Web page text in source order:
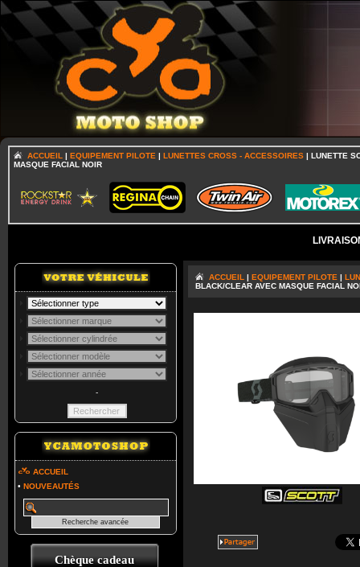
ACCUEIL | EQUIPEMENT PILOTE | LUNETTES CROSS - ACCESSOIRES | LUNETTE
MASQUE FACIAL NOIR
-
ACCUEIL
• NOUVEAUTÉS
Chèque cadeau
ACCUEIL | EQUIPEMENT PILOTE |
BLACK/CLEAR AVEC MASQUE FACIAL